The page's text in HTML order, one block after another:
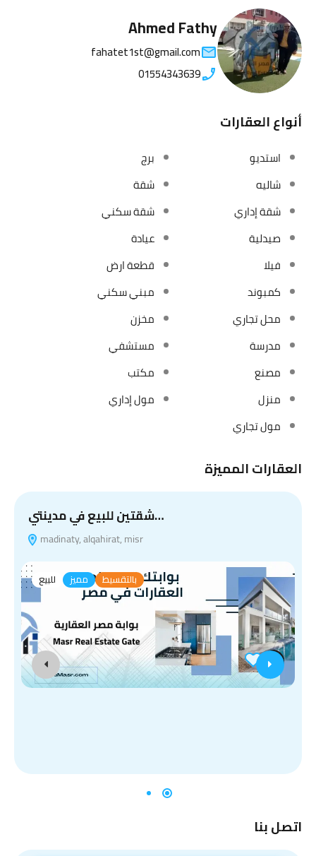
Ahmed Fathy
fahatet1st@gmail.com
01554343639
أنواع العقارات
استديو
برج
شاليه
شقة
شقة إداري
شقة سكني
صيدلية
عيادة
فيلا
قطعة ارض
كمبوند
مبني سكني
محل تجاري
مخزن
مدرسة
مستشفي
مصنع
مكتب
منزل
مول إداري
مول تجاري
العقارات المميزة
شقتين للبيع في مدينتي…
madinaty, alqahirat, misr
للبيع مميز بالتقسيط
اتصل بنا